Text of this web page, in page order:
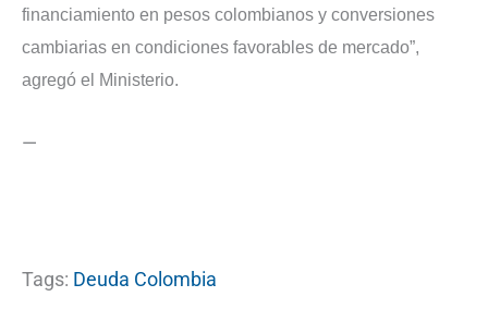
financiamiento en pesos colombianos y conversiones
cambiarias en condiciones favorables de mercado”,
agregó el Ministerio.
—
Tags: Deuda Colombia